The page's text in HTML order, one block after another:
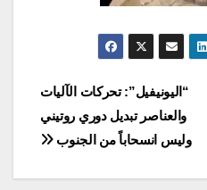
“اليونيفيل”: تحركات الآليات
والعناصر تبديل دوري روتيني
وليس انسحاباً من الجنوب